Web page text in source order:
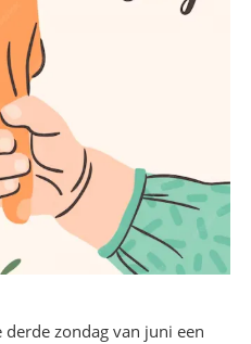
zondag van juni een